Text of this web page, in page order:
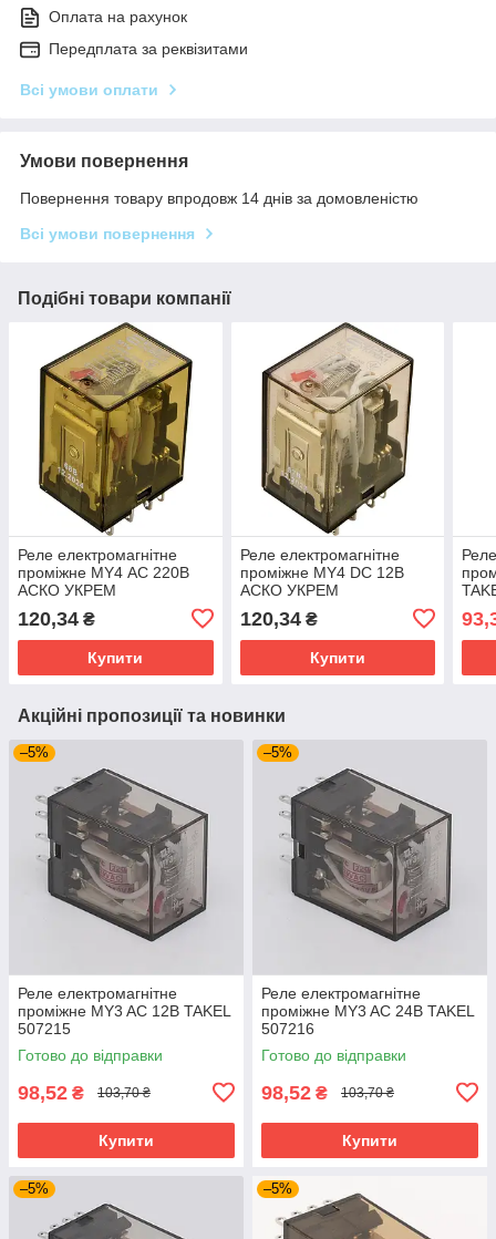
Оплата на рахунок
Передплата за реквізитами
Всі умови оплати
Умови повернення
Повернення товару впродовж 14 днів за домовленістю
Всі умови повернення
Подібні товари компанії
Реле електромагнітне
проміжне МY4 АС 220В
АСКО УКРЕМ
120,34 ₴
Купити
Реле електромагнітне
проміжне МY4 DС 12В
АСКО УКРЕМ
120,34₴
Купити
Акційні пропозиції та новинки
–5%
Реле електромагнітне
проміжне MY3 AC 12В TAKEL
507215
Готово до відправки
98,52 ₴ 103,70 ₴
Купити
–5%
Реле електромагнітне
проміжне MY3 AC 24В TAKEL
507216
Готово до відправки
98,52 ₴ 103,70 ₴
Купити
–5% –5%